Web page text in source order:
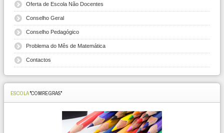
Oferta de Escola Não Docentes
Conselho Geral
Conselho Pedagógico
Problema do Mês de Matemática
Contactos
ESCOLA"COMREGRAS"